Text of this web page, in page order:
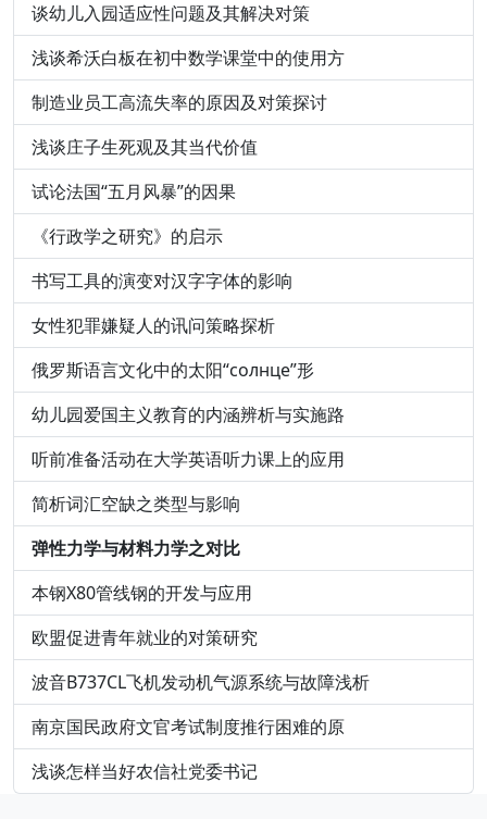
谈幼儿入园适应性问题及其解决对策
浅谈希沃白板在初中数学课堂中的使用方
制造业员工高流失率的原因及对策探讨
浅谈庄子生死观及其当代价值
试论法国“五月风暴”的因果
《行政学之研究》的启示
书写工具的演变对汉字字体的影响
女性犯罪嫌疑人的讯问策略探析
俄罗斯语言文化中的太阳“солнце”形
幼儿园爱国主义教育的内涵辨析与实施路
听前准备活动在大学英语听力课上的应用
简析词汇空缺之类型与影响
弹性力学与材料力学之对比
本钢X80管线钢的开发与应用
欧盟促进青年就业的对策研究
波音B737CL飞机发动机气源系统与故障浅析
南京国民政府文官考试制度推行困难的原
浅谈怎样当好农信社党委书记